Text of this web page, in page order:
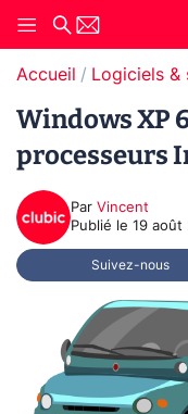
Accueil Logiciels &
Windows XP
processeurs
Par Vincent
Publié le 19 août
Suivez-nous